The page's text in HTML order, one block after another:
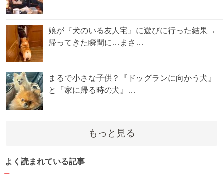
娘が『犬のいる友人宅』に遊びに行った結果→
帰ってきた瞬間に…まさ…
まるで小さな子供？『ドッグランに向かう犬』
と『家に帰る時の犬』…
もっと見る
よく読まれている記事